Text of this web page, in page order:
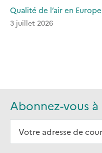
Qualité de l’air en
3 juillet 2026
Abonnez-vous